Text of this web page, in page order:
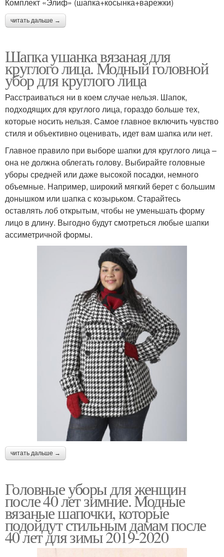
читать дальше →
Шапка ушанка вязаная для
круглого лица. Модный головной
убор для круглого лица
Расстраиваться ни в коем случае нельзя. Шапок,
подходящих для круглого лица, гораздо больше тех,
которые носить нельзя. Самое главное включить чувство
стиля и объективно оценивать, идет вам шапка или нет.
Главное правило при выборе шапки для круглого лица –
она не должна облегать голову. Выбирайте головные
уборы средней или даже высокой посадки, немного
объемные. Например, широкий мягкий берет с большим
донышком или шапка с козырьком. Старайтесь
оставлять лоб открытым, чтобы не уменьшать форму
лицо в длину. Выгодно будут смотреться любые шапки
ассиметричной формы.
читать дальше →
Головные уборы для женщин
после 40 лет зимние. Модные
вязаные шапочки, которые
подойдут стильным дамам после
40 лет для зимы 2019-2020